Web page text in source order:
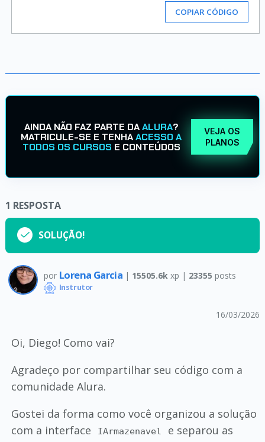
COPIAR CÓDIGO
AINDA NÃO FAZ PARTE DAALURA?
MATRICULE-SE E TENHAACESSO A
TODOS OS CURSOS E CONTEÚDOS
VEJA OS
PLANOS
1 RESPOSTA
SOLUÇÃO!
por Lorena Garcia | 15505.6k xp | 23355 posts
Instrutor
16/03/2026
Oi, Diego! Como vai?
Agradeço por compartilhar seu código com a
comunidade Alura.
Gostei da forma como você organizou a solução
com a interface
IArmazenavel
e separou as